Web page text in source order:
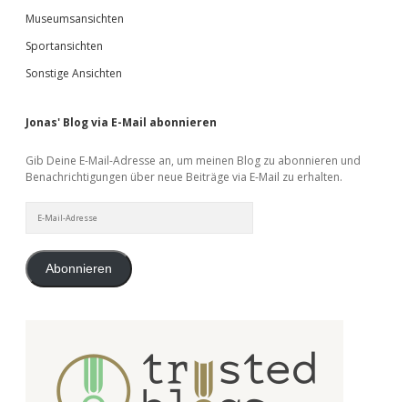
Museumsansichten
Sportansichten
Sonstige Ansichten
Jonas' Blog via E-Mail abonnieren
Gib Deine E-Mail-Adresse an, um meinen Blog zu abonnieren und
Benachrichtigungen über neue Beiträge via E-Mail zu erhalten.
Mail-
Abonnieren